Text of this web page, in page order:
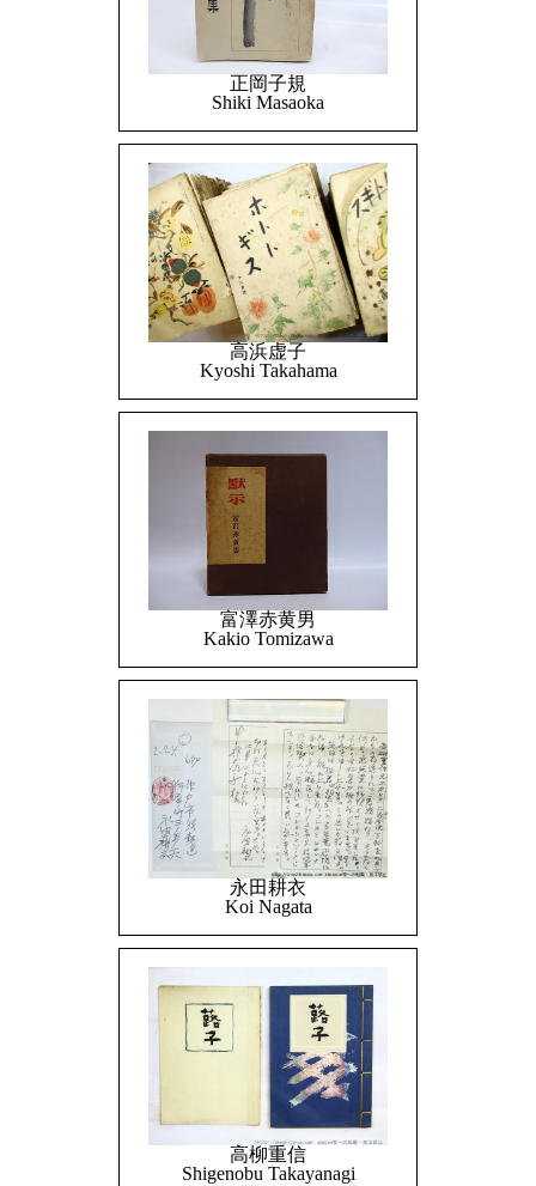
正岡子規
Shiki Masaoka
高浜虚子
Kyoshi Takahama
富澤赤黄男
Kakio Tomizawa
永田耕衣
Koi Nagata
高柳重信
Shigenobu Takayanagi